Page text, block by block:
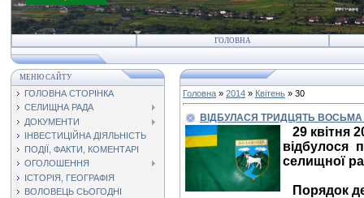
ГОЛОВНА
МЕНЮ САЙТУ
ГОЛОВНА СТОРІНКА
СЕЛИЩНА РАДА
ДОКУМЕНТИ
ІНВЕСТИЦІЙНА ДІЯЛЬНІСТЬ
ПОДІЇ, ФАКТИ, КОМЕНТАРІ
ОГОЛОШЕННЯ
ІСТОРІЯ, ГЕОГРАФІЯ
ВОЛОВЕЦЬ СЬОГОДНІ
Головна » 2014 » Квітень » 30
ВІДБУЛАСЯ ТРИДЦЯТЬ ВОСЬМА
29 квітня
відбулося
селищної
Порядок